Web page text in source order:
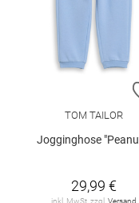
TOM TAILOR
Jogginghose
29,99 €
inkl. MwSt. zzgl. Versand